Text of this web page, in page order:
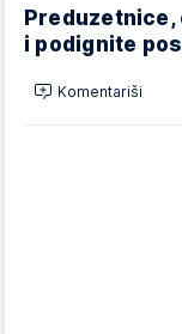
i podignite
Komentariši